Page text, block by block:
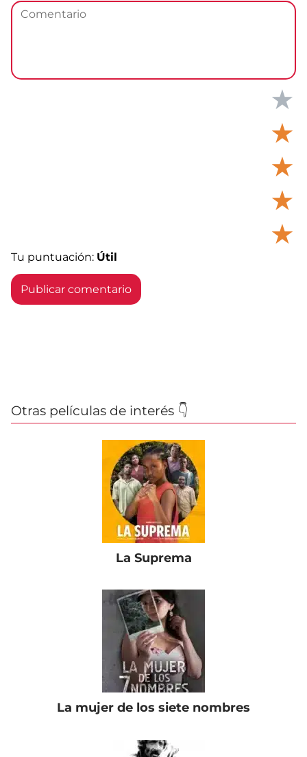
★
★
★
★
★
Tu puntuación: Útil
Otras películas de interés 👇
La Suprema
La mujer de los siete nombres